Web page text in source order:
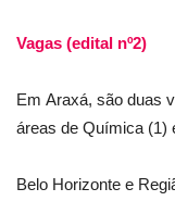
Vagas (edital nº2)
Em Araxá, são duas
áreas de Química (1)
Belo Horizonte e